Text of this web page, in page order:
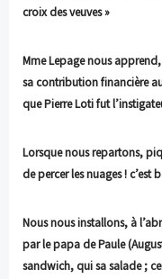
croix des veuves »
Mme Lepage nous
sa contribution financière
que Pierre Loti fut
Lorsque nous repartons,
de percer les nuages ! c’est
Nous nous installons, à
par le papa de Paule
sandwich, qui sa salade ;